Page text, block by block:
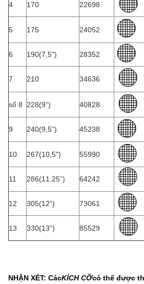
4 170 22698
5 175 24052
6 190(7,5") 28352
7 210 34636
số 8 228(9”) 40828
9 240(9,5”) 45238
10 267(10,5") 55990
11 286(11.25”) 64242
12 305(12”) 73061
13 330(13”) 85529
NHẬN XÉT: CácKÍCH CỠcó thể được